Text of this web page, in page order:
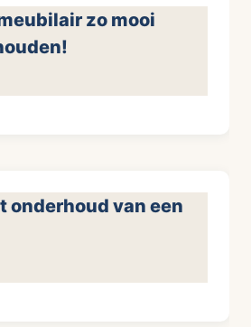
zo mooi
onderhoud van een